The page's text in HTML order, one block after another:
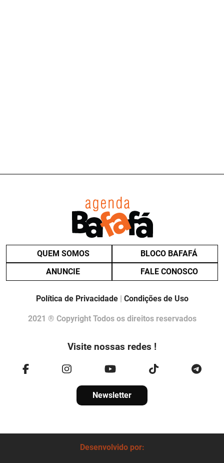
QUEM SOMOS
BLOCO BAFAFÁ
ANUNCIE
FALE CONOSCO
Política de Privacidade| Condições de Uso
2021 ® Copyright Todos os direitos reservados
Visite nossas redes !
Newsletter
Desenvolvido por: